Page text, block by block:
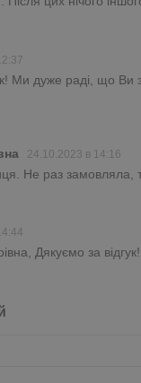
Ми дуже раді, що Ви
24.10.2023 в 14:16
Не раз замовляла,
Дякуємо за